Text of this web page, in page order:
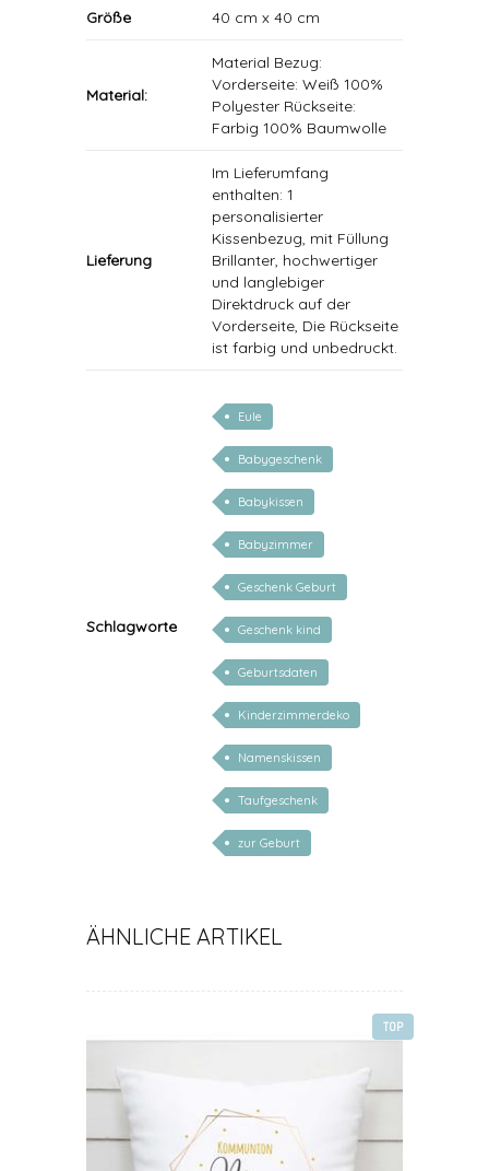
Größe 40 cm x 40 cm
Material:
Material Bezug:
Vorderseite: Weiß 100%
Polyester Rückseite:
Farbig 100% Baumwolle
Lieferung
Im Lieferumfang
enthalten: 1
personalisierter
Kissenbezug, mit Füllung
Brillanter, hochwertiger
und langlebiger
Direktdruck auf der
Vorderseite, Die Rückseite
ist farbig und unbedruckt.
Schlagworte
Eule
Babygeschenk
Babykissen
Babyzimmer
Geschenk Geburt
Geschenk kind
Geburtsdaten
Kinderzimmerdeko
Namenskissen
Taufgeschenk
zur Geburt
ÄHNLICHE ARTIKEL
TOP